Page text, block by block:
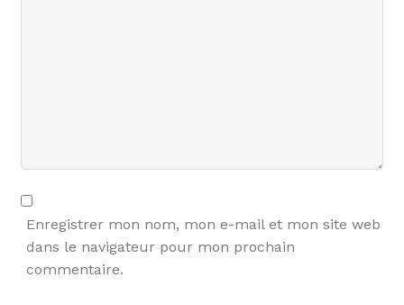
Enregistrer mon nom, mon e-mail et mon site web
dans le navigateur pour mon prochain
commentaire.